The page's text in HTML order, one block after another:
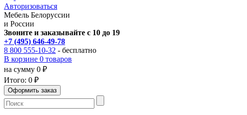
Авторизоваться
Мебель Белоруссии
и России
Звоните и заказывайте с 10 до 19
+7 (495) 646-49-78
8 800 555-10-32 - бесплатно
В корзине 0 товаров
на сумму 0 ₽
Итого: 0 ₽